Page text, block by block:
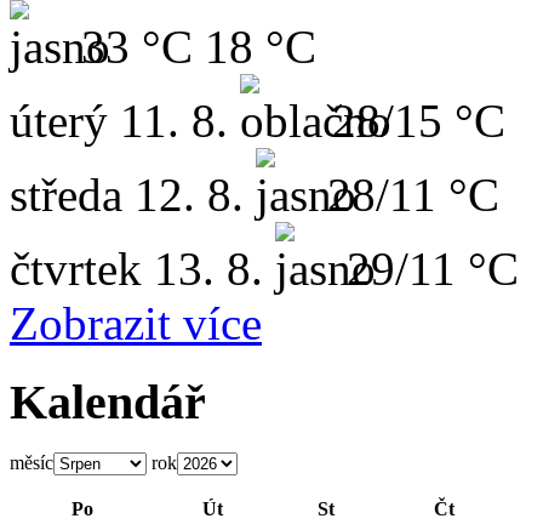
33 °C 18 °C
úterý 11. 8.
28/15 °C
středa 12. 8.
28/11 °C
čtvrtek 13. 8.
29/11 °C
Zobrazit více
Kalendář
měsíc rok
Po Út St Čt